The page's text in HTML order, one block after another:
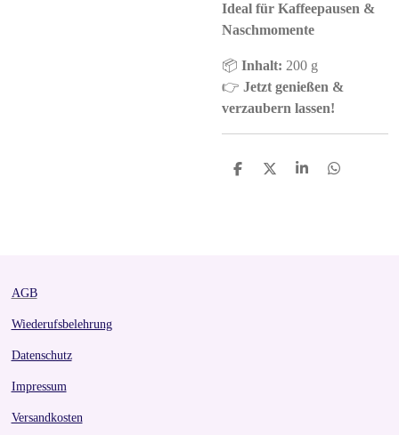
Ideal für Kaffeepausen &
Naschmomente
📦 Inhalt: 200 g
👉 Jetzt genießen &
verzaubern lassen!
S
S
S
S
AGB
Wiederufsbelehrung
Datenschutz
Impressum
Versandkosten